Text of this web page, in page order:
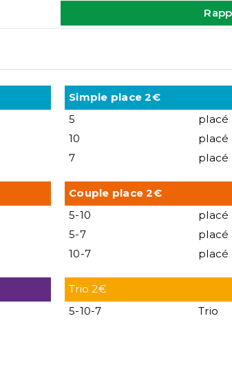
Simple place 2€
5
placé
10
placé
7
placé
Couple place 2€
5-10
placé
5-7
placé
10-7
placé
Trio 2€
5-10-7
Trio